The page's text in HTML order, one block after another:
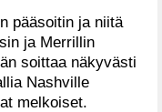
pääsoitin ja niitä
ja Merrillin
soittaa näkyvästi
Nashville
melkoiset.